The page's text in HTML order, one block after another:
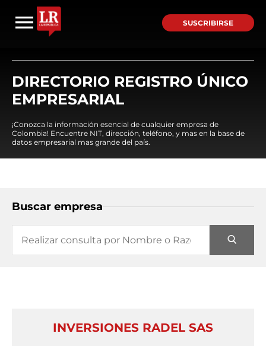
SUSCRIBIRSE
DIRECTORIO REGISTRO ÚNICO
EMPRESARIAL
¡Conozca la información esencial de cualquier empresa de
Colombia! Encuentre NIT, dirección, teléfono, y mas en la base de
datos empresarial mas grande del país.
Buscar empresa
INVERSIONES RADEL SAS